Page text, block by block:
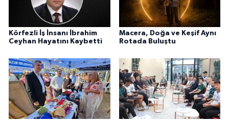
Körfezli İş İnsanı İbrahim
Ceyhan Hayatını Kaybetti
Macera, Doğa ve Keşif Aynı
Rotada Buluştu